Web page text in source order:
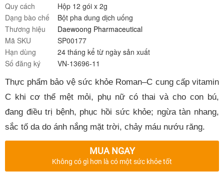
Quy cách
Hộp 12 gói x 2g
Dạng bào chế
Bột pha dung dịch uống
Thương hiệu
Daewoong Pharmaceutical
Mã SKU
SP00177
Hạn dùng
24 tháng kể từ ngày sản xuất
Số đăng ký
VN-13696-11
Thực phẩm bảo vệ sức khỏe Roman–C cung cấp vitamin
C khi cơ thể mệt mỏi, phụ nữ có thai và cho con bú,
đang điều trị bệnh, phục hồi sức khỏe; ngừa tàn nhang,
sắc tố da do ánh nắng mặt trời, chảy máu nướu răng.
MUA NGAY
Không có gì hơn là có một sức khỏe tốt